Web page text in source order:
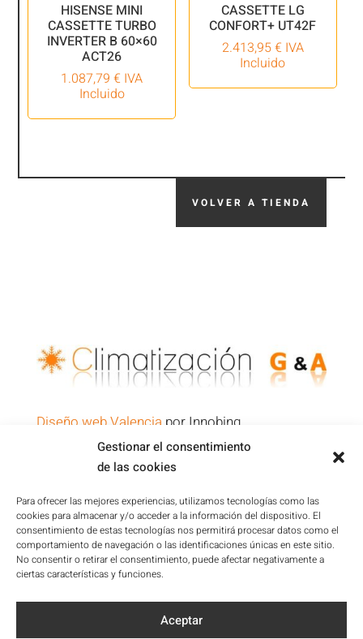
Gestionar el consentimiento
de las cookies
Para ofrecer las mejores experiencias, utilizamos tecnologías como las
cookies para almacenar y/o acceder a la información del dispositivo. El
consentimiento de estas tecnologías nos permitirá procesar datos como el
comportamiento de navegación o las identificaciones únicas en este sitio.
No consentir o retirar el consentimiento, puede afectar negativamente a
ciertas características y funciones.
Aceptar
HISENSE MINI
CASSETTE TURBO
INVERTER B 60×60
ACT26
1.087,79€ IVA
Incluido
CASSETTE LG
CONFORT+ UT42F
2.413,95€ IVA
Incluido
VOLVER A TIENDA
Diseño web Valencia por Innobing
Aviso Legal
Condiciones de la Plataforma
Política de cookies
Accesibilidad